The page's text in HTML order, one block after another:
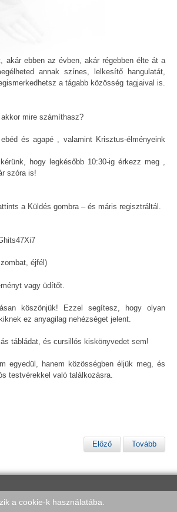
akár ebben az évben, akár régebben élte át a
annak színes, lelkesítő hangulatát,
a tágabb közösség tagjaival is.
mire számíthasz?
és agapé , valamint Krisztus-élményeink
hogy legkésőbb 10:30-ig érkezz meg ,
szóra is!
a Küldés gombra – és máris regisztráltál.
éjfél)
vagy üdítőt.
köszönjük! Ezzel segítesz, hogy olyan
ez anyagilag nehézséget jelent.
tábládat, és cursillós kiskönyvedet sem!
egyedül, hanem közösségben éljük meg, és
testvérekkel való találkozásra.
Előző Tovább
a cookie-k használatába.